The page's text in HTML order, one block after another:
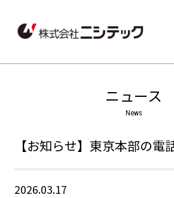
ニュース
【お知らせ】東京本部の電
2026.03.17